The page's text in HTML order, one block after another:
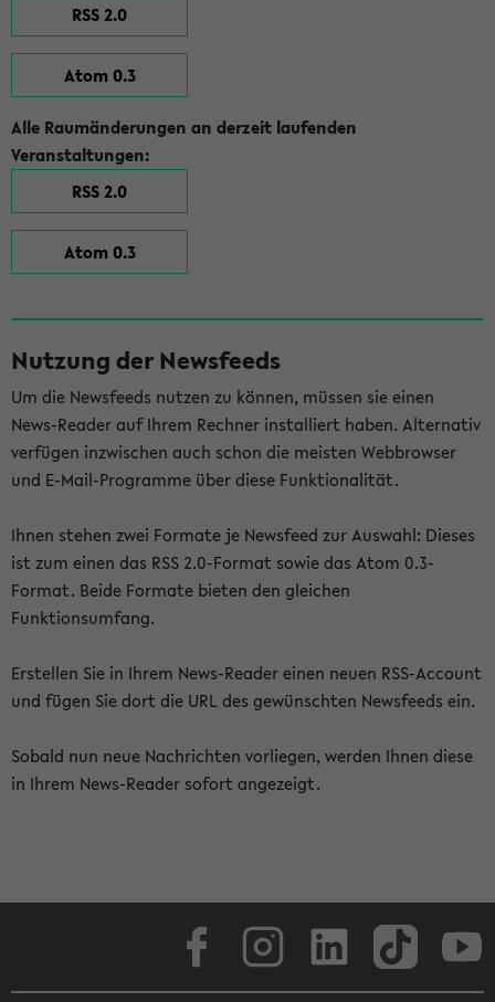
RSS 2.0
Atom 0.3
Alle Raumänderungen an derzeit laufenden
Veranstaltungen:
RSS 2.0
Atom 0.3
Nutzung der Newsfeeds
Um die Newsfeeds nutzen zu können, müssen sie einen
News-Reader auf Ihrem Rechner installiert haben. Alternativ
verfügen inzwischen auch schon die meisten Webbrowser
und E-Mail-Programme über diese Funktionalität.
Ihnen stehen zwei Formate je Newsfeed zur Auswahl: Dieses
ist zum einen das RSS 2.0-Format sowie das Atom 0.3-
Format. Beide Formate bieten den gleichen
Funktionsumfang.
Erstellen Sie in Ihrem News-Reader einen neuen RSS-Account
und fügen Sie dort die URL des gewünschten Newsfeeds ein.
Sobald nun neue Nachrichten vorliegen, werden Ihnen diese
in Ihrem News-Reader sofort angezeigt.